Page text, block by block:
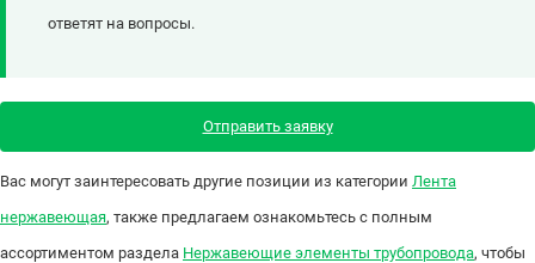
ответят на вопросы.
Отправить заявку
Вас могут заинтересовать другие позиции из категории Лента
нержавеющая, также предлагаем ознакомьтесь с полным
ассортиментом раздела Нержавеющие элементы трубопровода, чтобы